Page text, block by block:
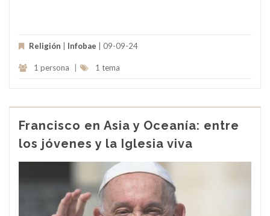
Religión Infobae | 09-09-24
1 persona 1 tema
Francisco en Asia y Oceanía: entre
los jóvenes y la Iglesia viva